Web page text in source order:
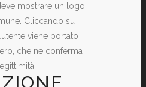
mostrare un logo
Cliccando su
viene portato
che ne conferma